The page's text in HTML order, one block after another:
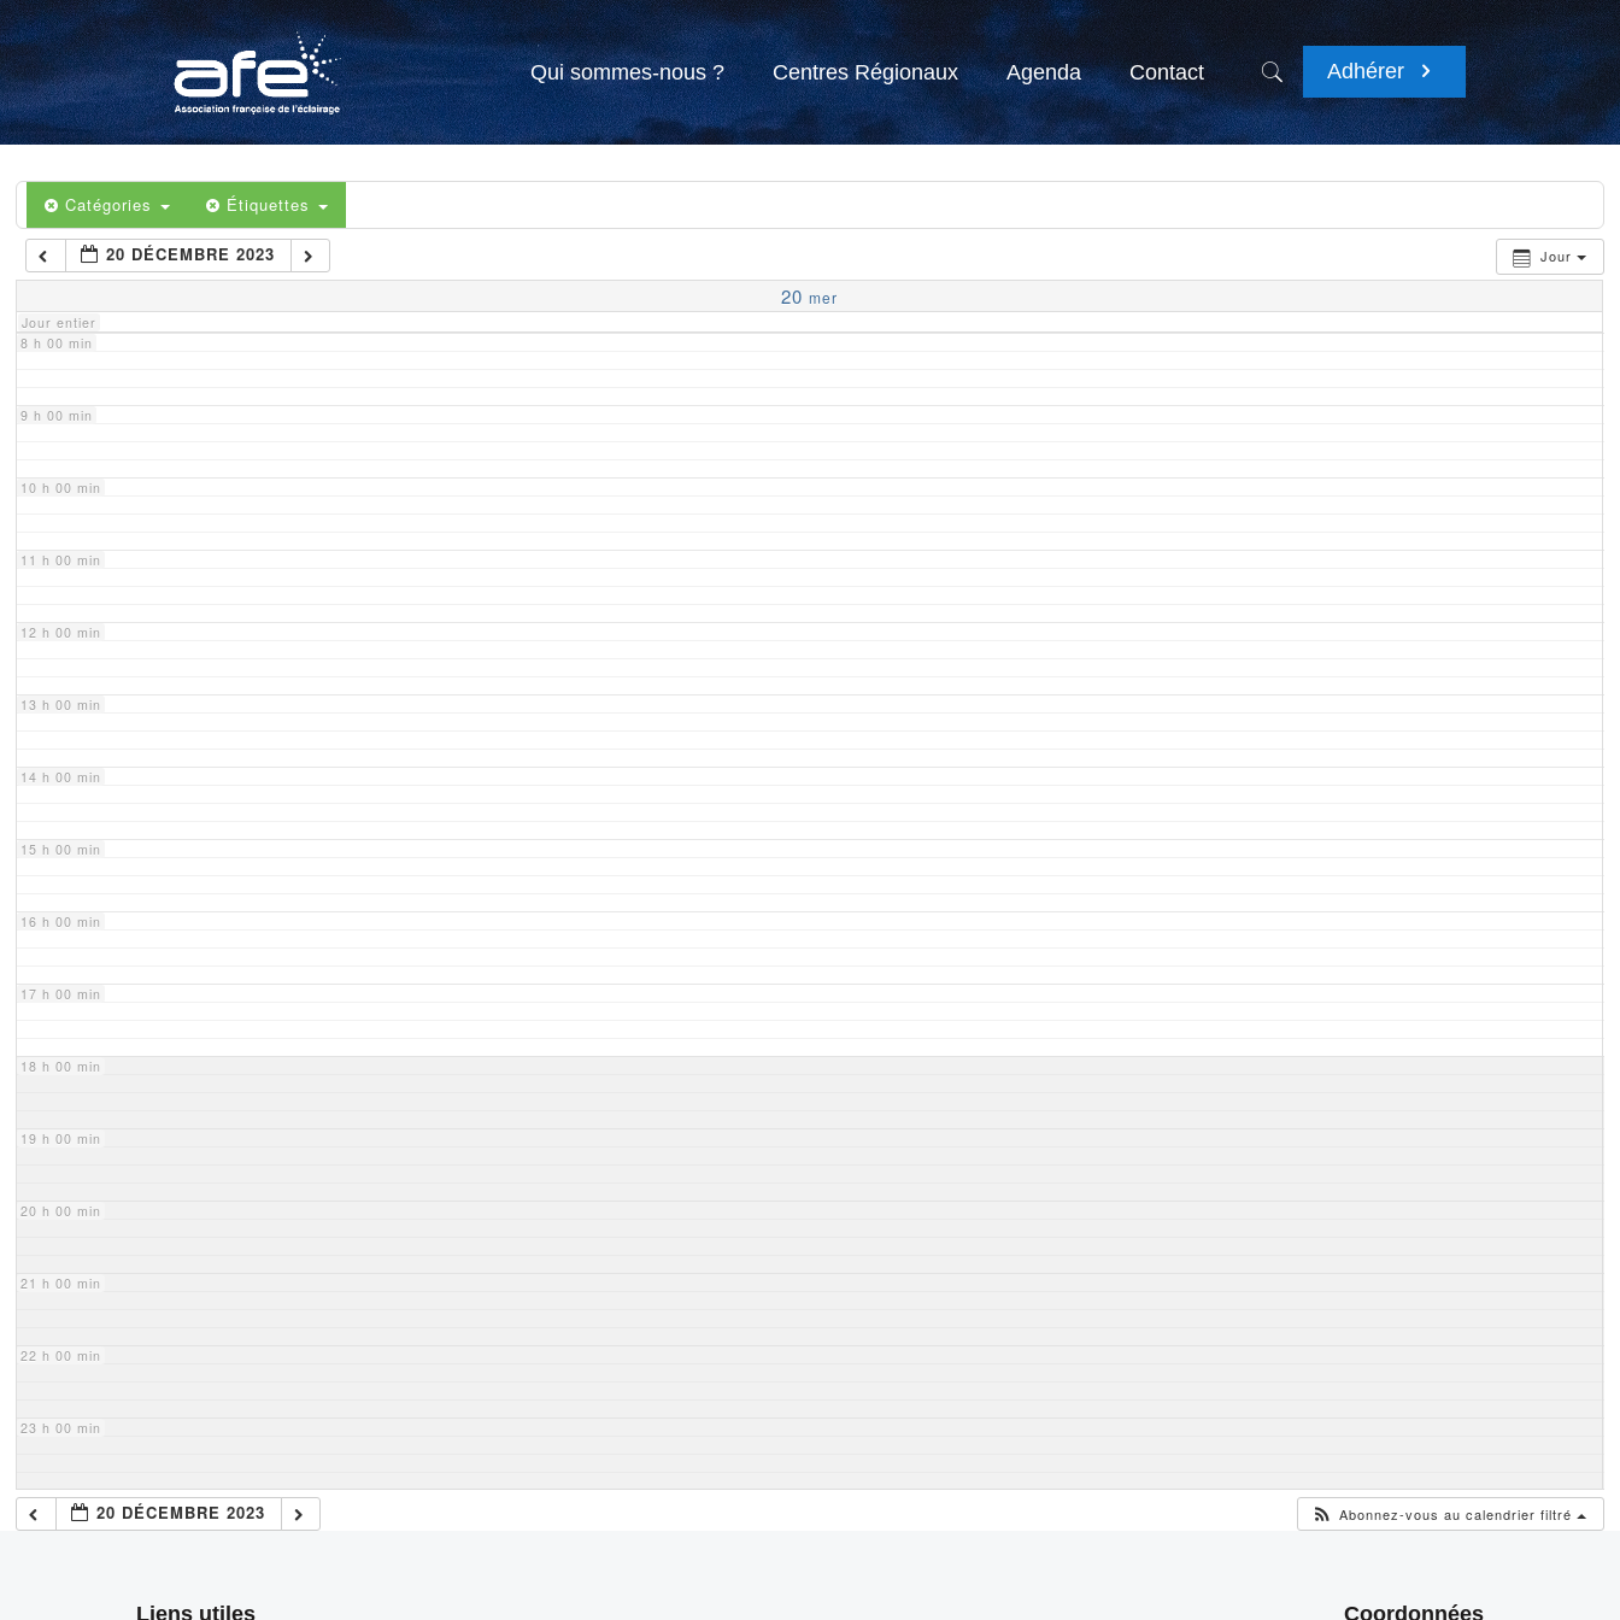
Qui sommes-nous ? Centres Régionaux Agenda Contact Adhérer
Catégories Étiquettes
Jour
20 DÉCEMBRE 2023
20 mer
Jour entier
4 h 00 min
5 h 00 min
6 h 00 min
7 h 00 min
8 h 00 min
9 h 00 min
10 h 00 min
11 h 00 min
12 h 00 min
13 h 00 min
14 h 00 min
15 h 00 min
16 h 00 min
17 h 00 min
18 h 00 min
19 h 00 min
20 h 00 min
21 h 00 min
22 h 00 min
23 h 00 min
20 DÉCEMBRE 2023 Abonnez-vous au calendrier filtré
Liens utiles Coordonnées